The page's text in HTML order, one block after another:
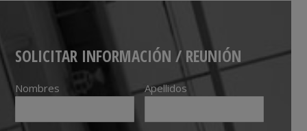
SOLICITAR INFORMACIÓN / REUNIÓN
Nombres Apellidos